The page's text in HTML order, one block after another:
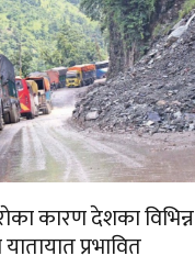
कारण देशका विभिन्न
यातायात प्रभावित